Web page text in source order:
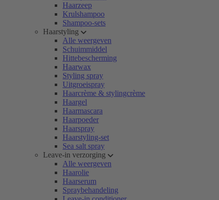
Haarzeep
Krulshampoo
Shampoo-sets
Haarstyling
Alle weergeven
Schuimmiddel
Hittebescherming
Haarwax
Styling spray
Uitgroeispray
Haarcrème & stylingcrème
Haargel
Haarmascara
Haarpoeder
Haarspray
Haarstyling-set
Sea salt spray
Leave-in verzorging
Alle weergeven
Haarolie
Haarserum
Spraybehandeling